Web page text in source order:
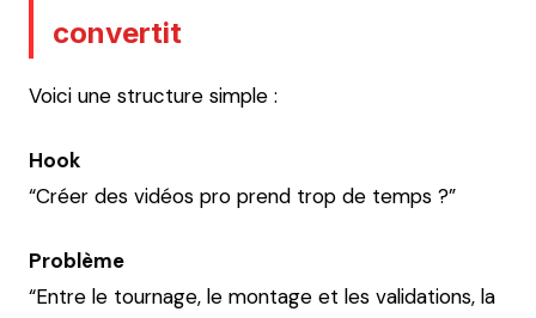
convertit
Voici une structure simple :
Hook
“Créer des vidéos pro prend trop de temps ?”
Problème
“Entre le tournage, le montage et les validations, la